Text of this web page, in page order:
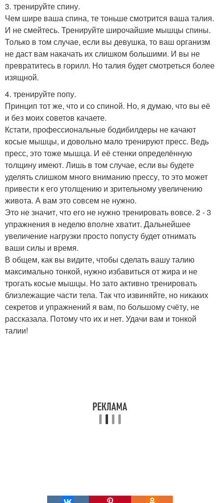
3. тренируйте спину.
Чем шире ваша спина, те тоньше смотрится ваша талия.
И не смейтесь. Тренируйте широчайшие мышцы спины.
Только в том случае, если вы девушка, то ваш организм
не даст вам накачать их слишком большими. И вы не
превратитесь в горилл. Но талия будет смотреться более
изящной.
4. тренируйте попу.
Принцип тот же, что и со спиной. Но, я думаю, что вы её
и без моих советов качаете.
Кстати, профессиональные бодибилдеры не качают
косые мышцы, и довольно мало тренируют пресс. Ведь
пресс, это тоже мышца. И её стенки определённую
толщину имеют. Лишь в том случае, если вы будете
уделять слишком много вниманию прессу, то это может
привести к его утолщению и зрительному увеличению
живота. А вам это совсем не нужно.
Это не значит, что его не нужно тренировать вовсе. 2 - 3
упражнения в неделю вполне хватит. Дальнейшее
увеличение нагрузки просто попусту будет отнимать
ваши силы и время.
В общем, как вы видите, чтобы сделать вашу талию
максимально тонкой, нужно избавиться от жира и не
трогать косые мышцы. Но зато активно тренировать
близлежащие части тела. Так что извиняйте, но никаких
секретов и упражнений я вам, по большому счёту, не
рассказала. Потому что их и нет. Удачи вам и тонкой
талии!